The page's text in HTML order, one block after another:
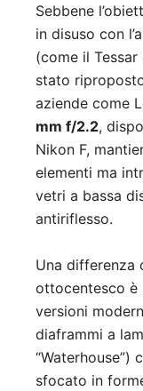
Sebbene
in disuso con
(come il
stato
aziende come
mm f/2.2,
Nikon F,
elementi ma
vetri a bassa
antiriflesso.
Una differenza
ottocentesco è
versioni
diaframmi a
“Waterhouse”)
sfocato in